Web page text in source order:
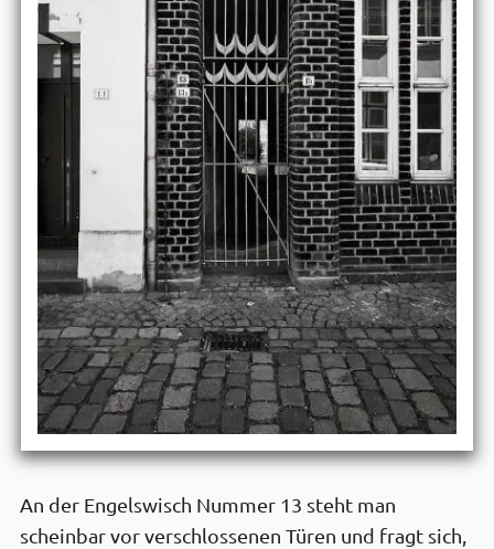
An der Engelswisch Nummer 13 steht man
scheinbar vor verschlossenen Türen und fragt sich,